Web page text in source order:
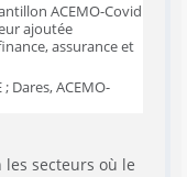
ACEMO-Covid
ajoutée
assurance et
; Dares, ACEMO-
secteurs où le